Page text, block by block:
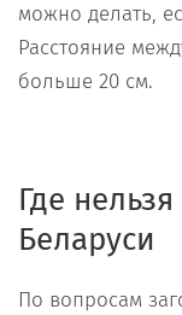
можно делать,
Расстояние
больше 20 см.
Где
Беларуси
По вопросам